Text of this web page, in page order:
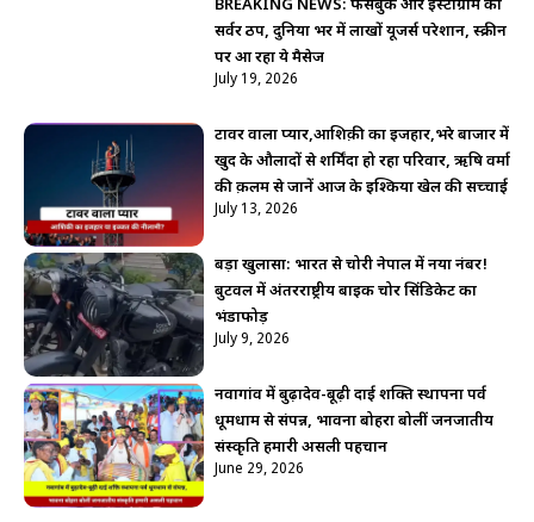
BREAKING NEWS: फेसबुक और इंस्टाग्राम का
सर्वर ठप, दुनिया भर में लाखों यूजर्स परेशान, स्क्रीन
पर आ रहा ये मैसेज
July 19, 2026
टावर वाला प्यार,आशिक़ी का इजहार,भरे बाजार में
खुद के औलादों से शर्मिंदा हो रहा परिवार, ऋषि वर्मा
की क़लम से जानें आज के इश्किया खेल की सच्चाई
July 13, 2026
बड़ा खुलासा: भारत से चोरी नेपाल में नया नंबर!
बुटवल में अंतरराष्ट्रीय बाइक चोर सिंडिकेट का
भंडाफोड़
July 9, 2026
नवागांव में बुढ़ादेव-बूढ़ी दाई शक्ति स्थापना पर्व
धूमधाम से संपन्न, भावना बोहरा बोलीं जनजातीय
संस्कृति हमारी असली पहचान
June 29, 2026